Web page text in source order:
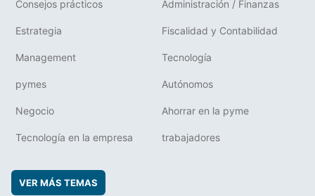
Consejos prácticos Administración / Finanzas
Estrategia Fiscalidad y Contabilidad
Management Tecnología
pymes Autónomos
Negocio Ahorrar en la pyme
Tecnología en la empresa trabajadores
VER MÁS TEMAS